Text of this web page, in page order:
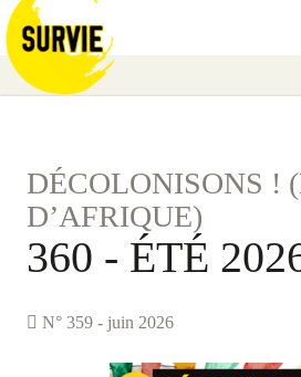
DÉCOLONISONS !
D’AFRIQUE)
360 - ÉTÉ
N° 359 - juin 2026